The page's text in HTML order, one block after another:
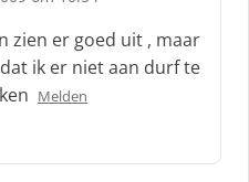
zien er goed uit , maar
ik er niet aan durf te
Melden